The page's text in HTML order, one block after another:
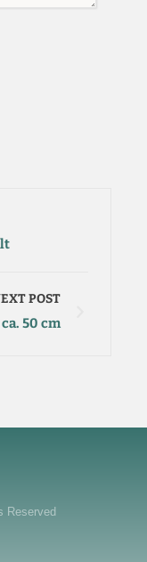
POST
50 cm
Reserved